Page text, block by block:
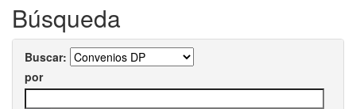
Búsqueda
Buscar:
por